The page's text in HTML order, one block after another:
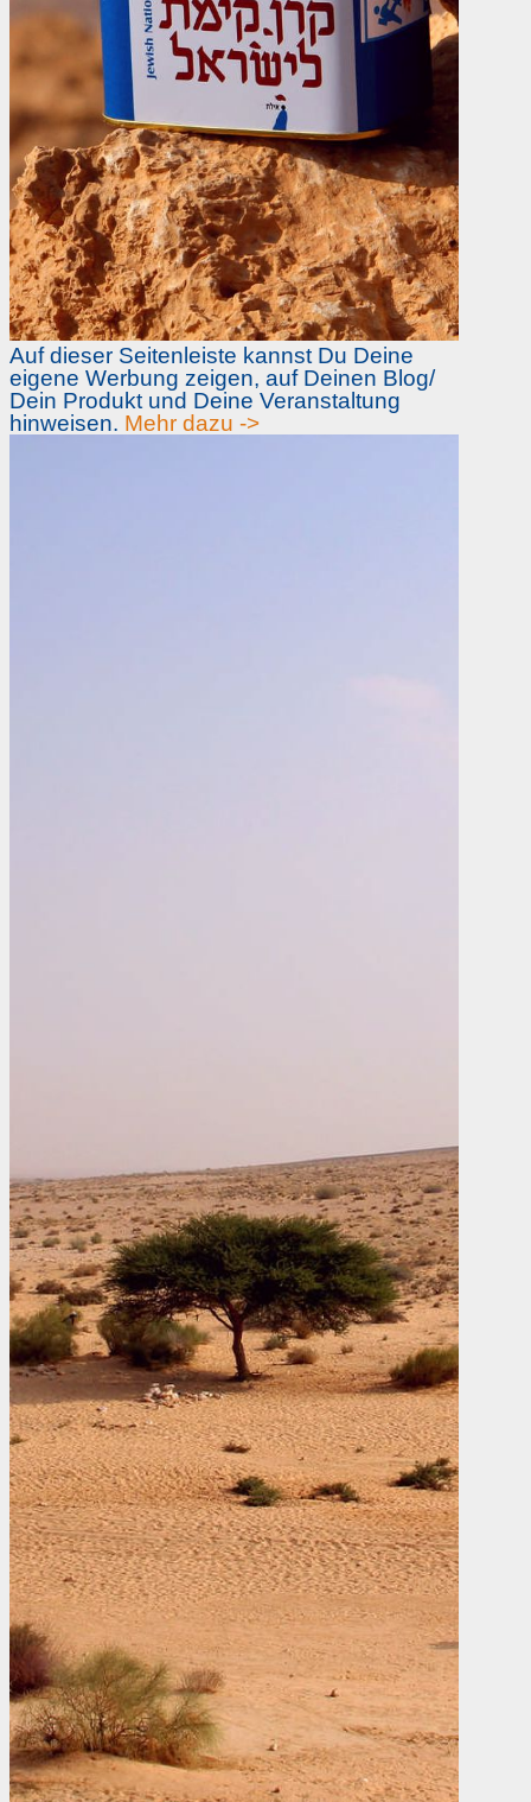
Auf dieser Seitenleiste kannst Du Deine
eigene Werbung zeigen, auf Deinen Blog/
Dein Produkt und Deine Veranstaltung
hinweisen. Mehr dazu ->